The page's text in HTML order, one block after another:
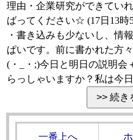
理由・企業研究ができてい
ばってください☆ (17日13時
・書き込みも少ないし、情
ぱいです。前に書かれた方
(・_・;)今日と明日の説明会
らっしゃいますか？私は今
一番上へ